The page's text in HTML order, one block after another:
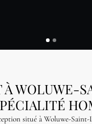
À WOLUWE-
situé à Woluwe-